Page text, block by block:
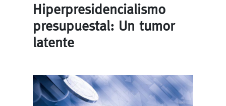
Hiperpresidencialismo
presupuestal: Un tumor
latente